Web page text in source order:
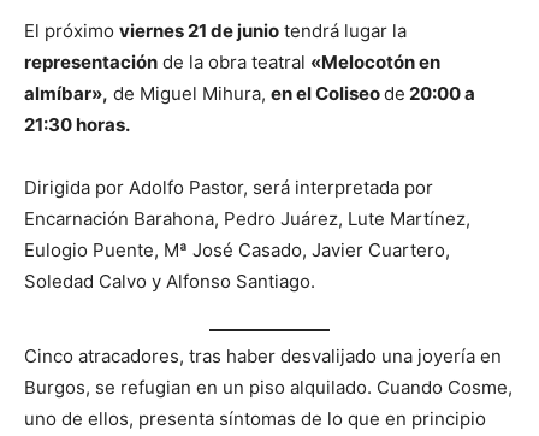
El próximo viernes 21 de junio tendrá lugar la
representación de la obra teatral «Melocotón en
almíbar», de Miguel Mihura, en el Coliseode 20:00 a
21:30 horas.
Dirigida por Adolfo Pastor, será interpretada por
Encarnación Barahona, Pedro Juárez, Lute Martínez,
Eulogio Puente, Mª José Casado, Javier Cuartero,
Soledad Calvo y Alfonso Santiago.
Cinco atracadores, tras haber desvalijado una joyería en
Burgos, se refugian en un piso alquilado. Cuando Cosme,
uno de ellos, presenta síntomas de lo que en principio